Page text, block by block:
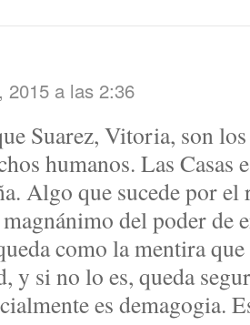
2015 a las 2:36
Suarez, Vitoria, son
humanos. Las Casas
Algo que sucede por el
del poder de
como la mentira
y si no lo es, queda
es demagogia.